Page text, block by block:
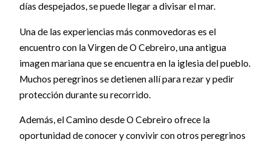
días despejados, se puede llegar a divisar el mar.
Una de las experiencias más conmovedoras es el
encuentro con la Virgen de O Cebreiro, una antigua
imagen mariana que se encuentra en la iglesia del pueblo.
Muchos peregrinos se detienen allí para rezar y pedir
protección durante su recorrido.
Además, el Camino desde O Cebreiro ofrece la
oportunidad de conocer y convivir con otros peregrinos